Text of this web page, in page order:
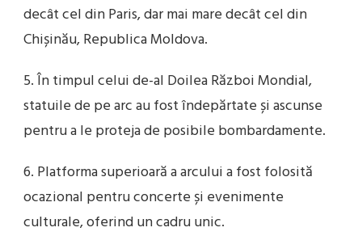
decât cel din Paris, dar mai mare decât cel din
Chișinău, Republica Moldova.
5. În timpul celui de-al Doilea Război Mondial,
statuile de pe arc au fost îndepărtate și ascunse
pentru a le proteja de posibile bombardamente.
6. Platforma superioară a arcului a fost folosită
ocazional pentru concerte și evenimente
culturale, oferind un cadru unic.